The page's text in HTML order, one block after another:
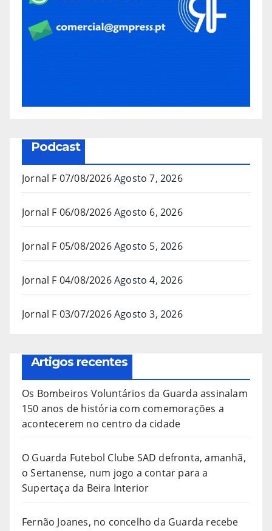
Podcast
Jornal F 07/08/2026Agosto 7, 2026
Jornal F 06/08/2026Agosto 6, 2026
Jornal F 05/08/2026Agosto 5, 2026
Jornal F 04/08/2026Agosto 4, 2026
Jornal F 03/07/2026Agosto 3, 2026
Artigos recentes
Os Bombeiros Voluntários da Guarda assinalam
150 anos de história com comemorações a
acontecerem no centro da cidade
O Guarda Futebol Clube SAD defronta, amanhã,
o Sertanense, num jogo a contar para a
Supertaça da Beira Interior
Fernão Joanes, no concelho da Guarda recebe